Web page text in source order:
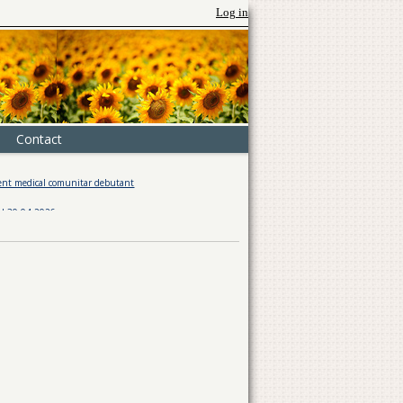
Log in
Contact
comunitar debutant